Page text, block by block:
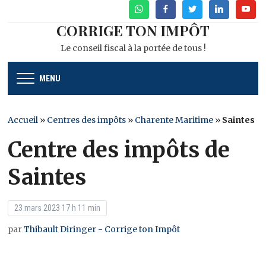
WhatsAppFacebookTwitterLinkedin
CORRIGE TON IMPÔT
Le conseil fiscal à la portée de tous !
MENU
Accueil » Centres des impôts » Charente Maritime » Saintes
Centre des impôts de
Saintes
23 mars 2023 17 h 11 min
parThibault Diringer - Corrige ton Impôt